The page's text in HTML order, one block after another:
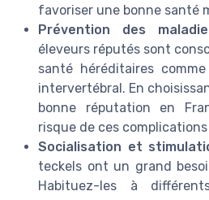
favoriser une bonne santé
Prévention des
éleveurs réputés sont
santé héréditaires
intervertébral. En
bonne réputation en
risque de ces
Socialisation et
teckels ont un grand
Habituez-les à